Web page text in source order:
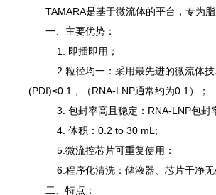
TAMARA是基于微流体的平台， 专为
一、主要优势：
1. 即插即用；
2.粒径均一：采用最先进的微流体
(PDI)≤0.1，（RNA-LNP通常约为0.1）；
3. 包封率高且稳定： RNA-LNP包封
4. 体积 ： 0.2 to 30 mL;
5. 微流控芯片可重复使用：
6.程序化清洗：储液器、芯片干净无
二、特点：